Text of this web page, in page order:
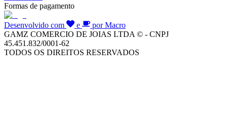
Formas de pagamento
Desenvolvido com e
por Macro
GAMZ COMERCIO DE JOIAS LTDA © - CNPJ
45.451.832/0001-62
TODOS OS DIREITOS RESERVADOS